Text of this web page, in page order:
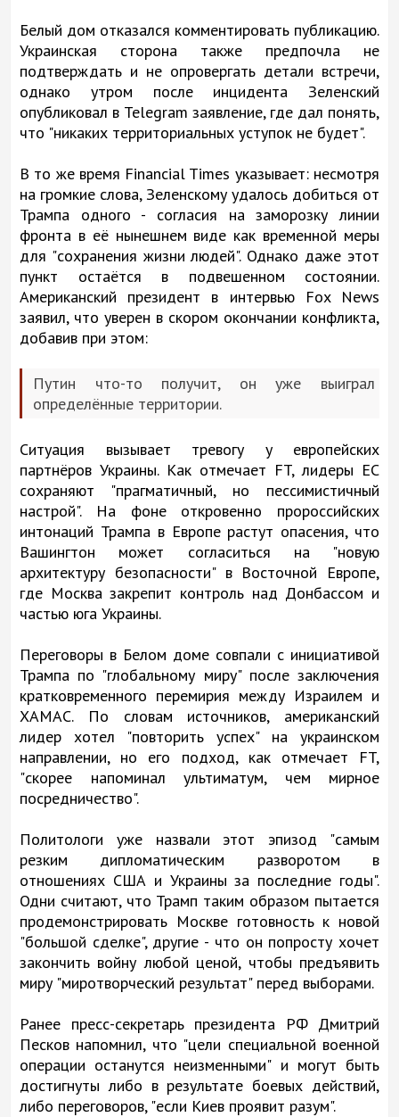
Белый дом отказался комментировать публикацию.
Украинская сторона также предпочла не
подтверждать и не опровергать детали встречи,
однако утром после инцидента Зеленский
опубликовал в Telegram заявление, где дал понять,
что "никаких территориальных уступок не будет".
В то же время Financial Times указывает: несмотря
на громкие слова, Зеленскому удалось добиться от
Трампа одного - согласия на заморозку линии
фронта в её нынешнем виде как временной меры
для "сохранения жизни людей". Однако даже этот
пункт остаётся в подвешенном состоянии.
Американский президент в интервью Fox News
заявил, что уверен в скором окончании конфликта,
добавив при этом:
Путин что-то получит, он уже выиграл
определённые территории.
Ситуация вызывает тревогу у европейских
партнёров Украины. Как отмечает FT, лидеры ЕС
сохраняют "прагматичный, но пессимистичный
настрой". На фоне откровенно пророссийских
интонаций Трампа в Европе растут опасения, что
Вашингтон может согласиться на "новую
архитектуру безопасности" в Восточной Европе,
где Москва закрепит контроль над Донбассом и
частью юга Украины.
Переговоры в Белом доме совпали с инициативой
Трампа по "глобальному миру" после заключения
кратковременного перемирия между Израилем и
ХАМАС. По словам источников, американский
лидер хотел "повторить успех" на украинском
направлении, но его подход, как отмечает FT,
"скорее напоминал ультиматум, чем мирное
посредничество".
Политологи уже назвали этот эпизод "самым
резким дипломатическим разворотом в
отношениях США и Украины за последние годы".
Одни считают, что Трамп таким образом пытается
продемонстрировать Москве готовность к новой
"большой сделке", другие - что он попросту хочет
закончить войну любой ценой, чтобы предъявить
миру "миротворческий результат" перед выборами.
Ранее пресс-секретарь президента РФ Дмитрий
Песков напомнил, что "цели специальной военной
операции останутся неизменными" и могут быть
достигнуты либо в результате боевых действий,
либо переговоров, "если Киев проявит разум".